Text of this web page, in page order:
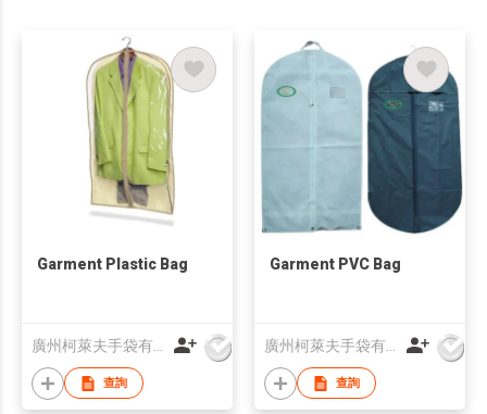
Garment Plastic Bag
廣州柯萊夫手袋有限公司
查詢
Garment PVC Bag
廣州柯萊夫手袋有限公司
查詢